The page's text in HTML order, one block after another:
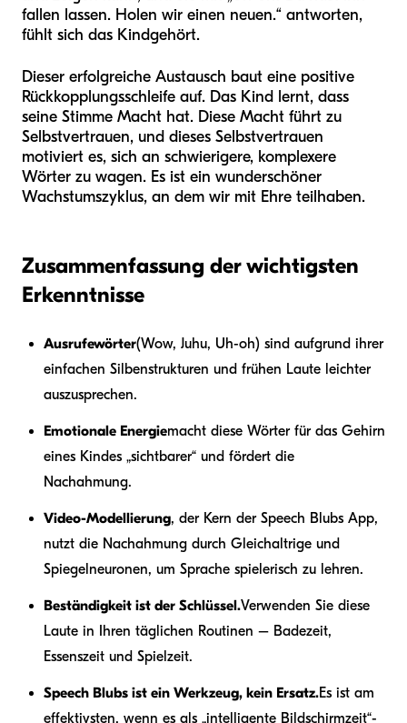
fallen lassen. Holen wir einen neuen.“ antworten,
fühlt sich das Kindgehört.
Dieser erfolgreiche Austausch baut eine positive
Rückkopplungsschleife auf. Das Kind lernt, dass
seine Stimme Macht hat. Diese Macht führt zu
Selbstvertrauen, und dieses Selbstvertrauen
motiviert es, sich an schwierigere, komplexere
Wörter zu wagen. Es ist ein wunderschöner
Wachstumszyklus, an dem wir mit Ehre teilhaben.
Zusammenfassung der wichtigsten
Erkenntnisse
Ausrufewörter(Wow, Juhu, Uh-oh) sind aufgrund ihrer
einfachen Silbenstrukturen und frühen Laute leichter
auszusprechen.
Emotionale Energiemacht diese Wörter für das Gehirn
eines Kindes „sichtbarer“ und fördert die
Nachahmung.
Video-Modellierung, der Kern der Speech Blubs App,
nutzt die Nachahmung durch Gleichaltrige und
Spiegelneuronen, um Sprache spielerisch zu lehren.
Beständigkeit ist der Schlüssel.Verwenden Sie diese
Laute in Ihren täglichen Routinen – Badezeit,
Essenszeit und Spielzeit.
Speech Blubs ist ein Werkzeug, kein Ersatz.Es ist am
effektivsten, wenn es als „intelligente Bildschirmzeit“-